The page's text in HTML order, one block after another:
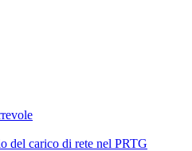
del carico di rete nel PRTG